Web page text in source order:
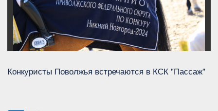
Конкуристы Поволжья встречаются в КСК "Пассаж"